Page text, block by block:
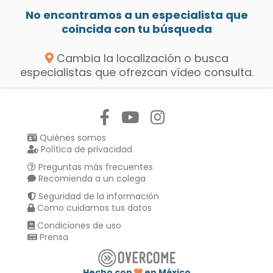
No encontramos a un especialista que
coincida con tu búsqueda
Cambia la localización o busca
especialistas que ofrezcan vídeo consulta.
Quiénes somos
Política de privacidad
Preguntas más frecuentes
Recomienda a un colega
Seguridad de la información
Como cuidamos tus datos
Condiciones de uso
Prensa